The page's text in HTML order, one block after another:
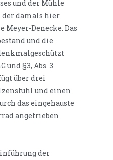
und der Mühle
der damals hier
Denecke. Das
und die
und §3, Abs. 3
über drei
und einen
das eingehauste
angetrieben
der